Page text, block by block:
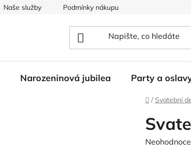
Naše služby Podmínky nákupu
Narozeninová jubilea Party a
Domů
/ Svatební
Průměrné